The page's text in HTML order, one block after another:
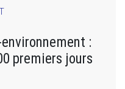
:
premiers jours